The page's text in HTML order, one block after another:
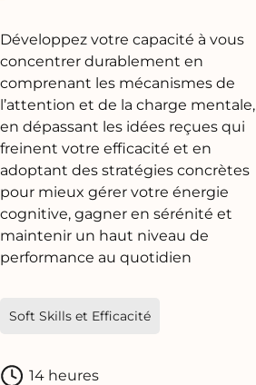
Développez votre capacité à vous
concentrer durablement en
comprenant les mécanismes de
l’attention et de la charge mentale,
en dépassant les idées reçues qui
freinent votre efficacité et en
adoptant des stratégies concrètes
pour mieux gérer votre énergie
cognitive, gagner en sérénité et
maintenir un haut niveau de
performance au quotidien
Soft Skills et Efficacité
14 heures